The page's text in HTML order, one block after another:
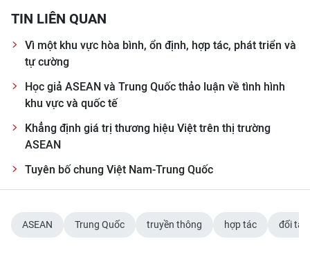
TIN LIÊN QUAN
Vì một khu vực hòa bình, ổn định, hợp tác, phát triển và
tự cường
Học giả ASEAN và Trung Quốc thảo luận về tình hình
khu vực và quốc tế
Khẳng định giá trị thương hiệu Việt trên thị trường
ASEAN
Tuyên bố chung Việt Nam-Trung Quốc
ASEAN Trung Quốc truyền thông hợp tác đối tác